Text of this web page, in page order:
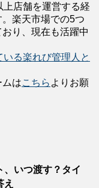
店舗を運営する経
楽天市場での5つ
り、現在も活躍中
いる楽れび管理人と
ムはこちら よりお願
、いつ渡す？タイ
え